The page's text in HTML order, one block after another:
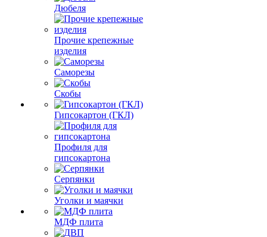
Дюбеля
Прочие крепежные
изделия
Саморезы
Скобы
Гипсокартон (ГКЛ)
Профиля для
гипсокартона
Серпянки
Уголки и маячки
МДФ плита